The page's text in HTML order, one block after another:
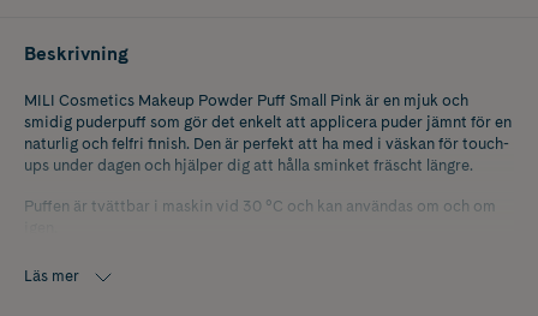
Beskrivning
MILI Cosmetics Makeup Powder Puff Small Pink är en mjuk och
smidig puderpuff som gör det enkelt att applicera puder jämnt för en
naturlig och felfri finish. Den är perfekt att ha med i väskan för touch-
ups under dagen och hjälper dig att hålla sminket fräscht längre.
Puffen är tvättbar i maskin vid 30 °C och kan användas om och om
Storlek: 7 × 7 cm.
Läs mer